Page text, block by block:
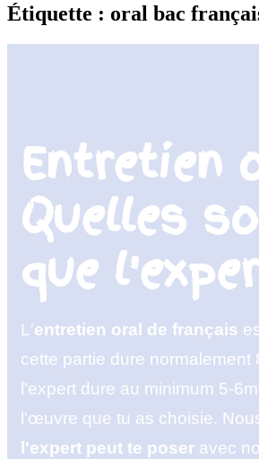
Étiquette : oral bac
Entretien
Quelles
que
L'entretien oral de français
cette partie dure
l'expert dure au minimum 5-
l'œuvre que tu as choisie.
l'expert peut te poser avec